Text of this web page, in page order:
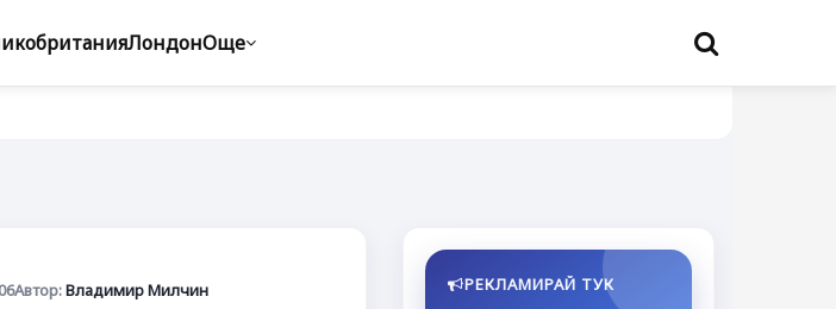
ЛондонОще
Автор:Владимир Милчин РЕКЛАМИРАЙ ТУК